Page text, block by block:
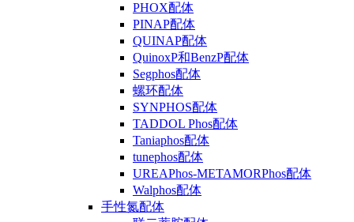
PHOX配体
PINAP配体
QUINAP配体
QuinoxP和BenzP配体
Segphos配体
螺环配体
SYNPHOS配体
TADDOL Phos配体
Taniaphos配体
tunephos配体
UREAPhos-METAMORPhos配体
Walphos配体
手性氮配体